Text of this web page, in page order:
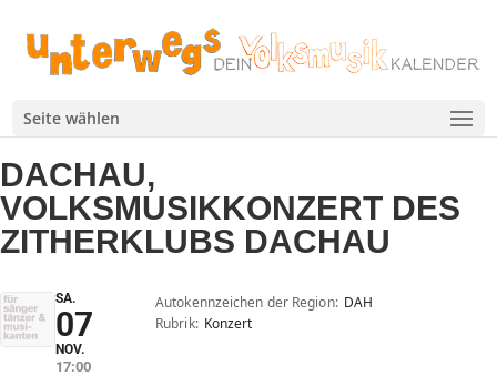
Seite wählen
DACHAU,
VOLKSMUSIKKONZERT DES
ZITHERKLUBS DACHAU
SA.
07
NOV.
17:00
Autokennzeichen der Region DAH
Rubrik Konzert